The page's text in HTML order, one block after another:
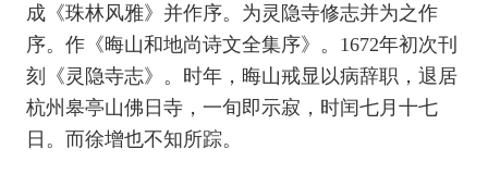
成《珠林风雅》并作序。为灵隐寺修志并为之作
序。作《晦山和地尚诗文全集序》。 1672年初次刊
刻《灵隐寺志》。时年，晦山戒显以病辞职，退居
杭州皋亭山佛日寺，一旬即示寂，时闰七月十七
日。而徐增也不知所踪。